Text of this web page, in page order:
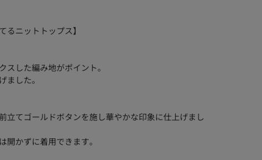
るニットトップス】
した編み地がポイント。
ました。
立てゴールドボタンを施し華やかな印象に仕上げまし
かずに着用できます。